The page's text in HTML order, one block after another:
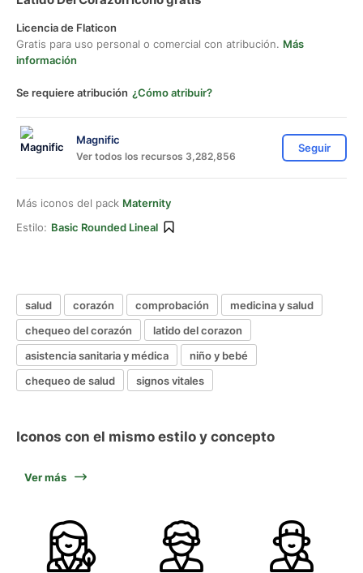
Licencia de Flaticon
Gratis para uso personal o comercial con atribución. Más
información
Se requiere atribución ¿Cómo atribuir?
Magnific
Ver todos los recursos 3,282,856
Seguir
Más iconos del pack Maternity
Estilo: Basic Rounded Lineal
salud corazón comprobación
medicina y salud
chequeo del corazón
latido del corazon
asistencia sanitaria y médica
niño y bebé
chequeo de salud
signos vitales
Iconos con el mismo estilo y concepto
Ver más